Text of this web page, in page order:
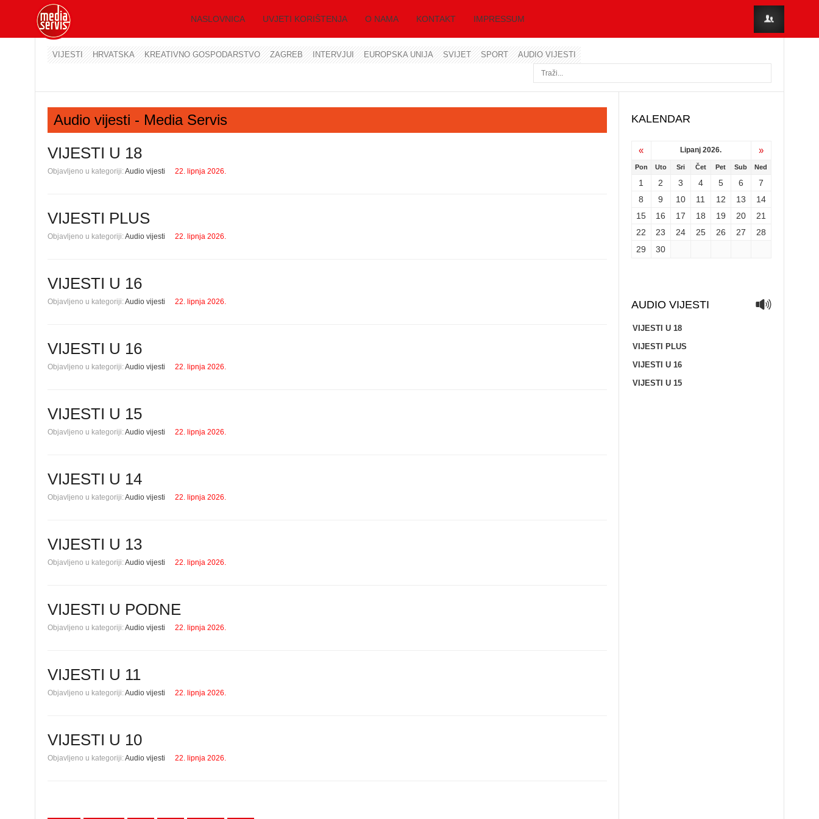
NASLOVNICA UVJETI KORIŠTENJA O NAMA KONTAKT IMPRESSUM
VIJESTI HRVATSKA KREATIVNO GOSPODARSTVO ZAGREB INTERVJUI EUROPSKA UNIJA SVIJET SPORT AUDIO VIJESTI
Audio vijesti - Media Servis
VIJESTI U 18
Objavljeno u kategoriji:Audio vijesti 22. lipnja 2026.
VIJESTI PLUS
Objavljeno u kategoriji:Audio vijesti 22. lipnja 2026.
VIJESTI U 16
Objavljeno u kategoriji:Audio vijesti 22. lipnja 2026.
VIJESTI U 16
Objavljeno u kategoriji:Audio vijesti 22. lipnja 2026.
VIJESTI U 15
Objavljeno u kategoriji:Audio vijesti 22. lipnja 2026.
VIJESTI U 14
Objavljeno u kategoriji:Audio vijesti 22. lipnja 2026.
VIJESTI U 13
Objavljeno u kategoriji:Audio vijesti 22. lipnja 2026.
VIJESTI U PODNE
Objavljeno u kategoriji:Audio vijesti 22. lipnja 2026.
VIJESTI U 11
Objavljeno u kategoriji:Audio vijesti 22. lipnja 2026.
VIJESTI U 10
Objavljeno u kategoriji:Audio vijesti 22. lipnja 2026.
KALENDAR
« Lipanj 2026. »
Pon Uto Sri Čet Pet Sub Ned
1 2 3 4 5 6
7
8
9 10 11 12 13
14
15
16 17 18 19 20
21
22
23 24 25 26 27
28
29
30
AUDIO VIJESTI
VIJESTI U 18
VIJESTI PLUS
VIJESTI U 16
VIJESTI U 15